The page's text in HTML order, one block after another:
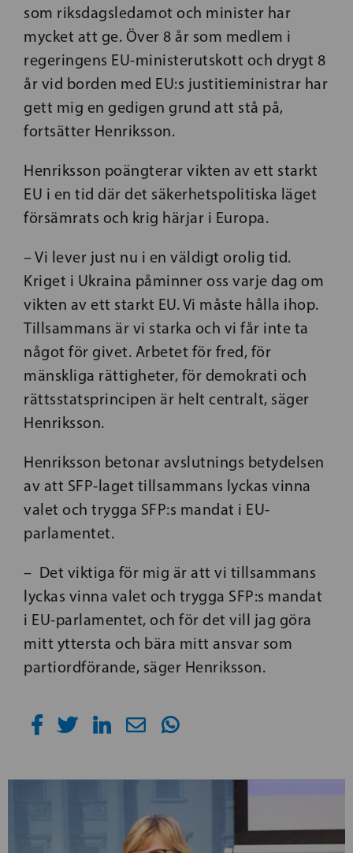
som riksdagsledamot och minister har
mycket att ge. Över 8 år som medlem i
regeringens EU-ministerutskott och drygt 8
år vid borden med EU:s justitieministrar har
gett mig en gedigen grund att stå på,
fortsätter Henriksson.
Henriksson poängterar vikten av ett starkt
EU i en tid där det säkerhetspolitiska läget
försämrats och krig härjar i Europa.
– Vi lever just nu i en väldigt orolig tid.
Kriget i Ukraina påminner oss varje dag om
vikten av ett starkt EU. Vi måste hålla ihop.
Tillsammans är vi starka och vi får inte ta
något för givet. Arbetet för fred, för
mänskliga rättigheter, för demokrati och
rättsstatsprincipen är helt centralt, säger
Henriksson.
Henriksson betonar avslutnings betydelsen
av att SFP-laget tillsammans lyckas vinna
valet och trygga SFP:s mandat i EU-
parlamentet.
– Det viktiga för mig är att vi tillsammans
lyckas vinna valet och trygga SFP:s mandat
i EU-parlamentet, och för det vill jag göra
mitt yttersta och bära mitt ansvar som
partiordförande, säger Henriksson.